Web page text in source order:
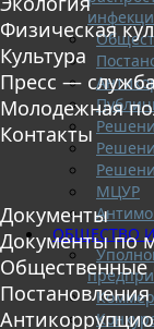
МЦУР
ОБЩЕСТВО
Физическая
Культура
Пресс —
Молодежная
Контакты
Документы
Документы по
Общественные
Постановления